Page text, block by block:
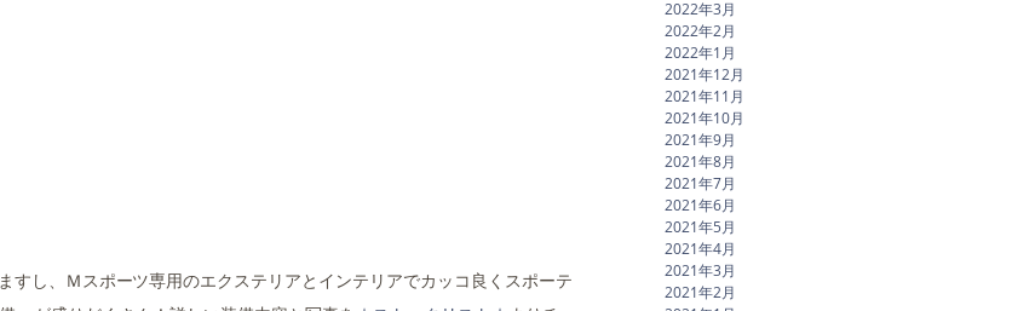
し、Ｍスポーツ専用のエクステリアとインテリアでカッコ良くスポーテ
2022年3月
2022年2月
2022年1月
2021年12月
2021年11月
2021年10月
2021年9月
2021年8月
2021年7月
2021年6月
2021年5月
2021年4月
2021年3月
2021年2月